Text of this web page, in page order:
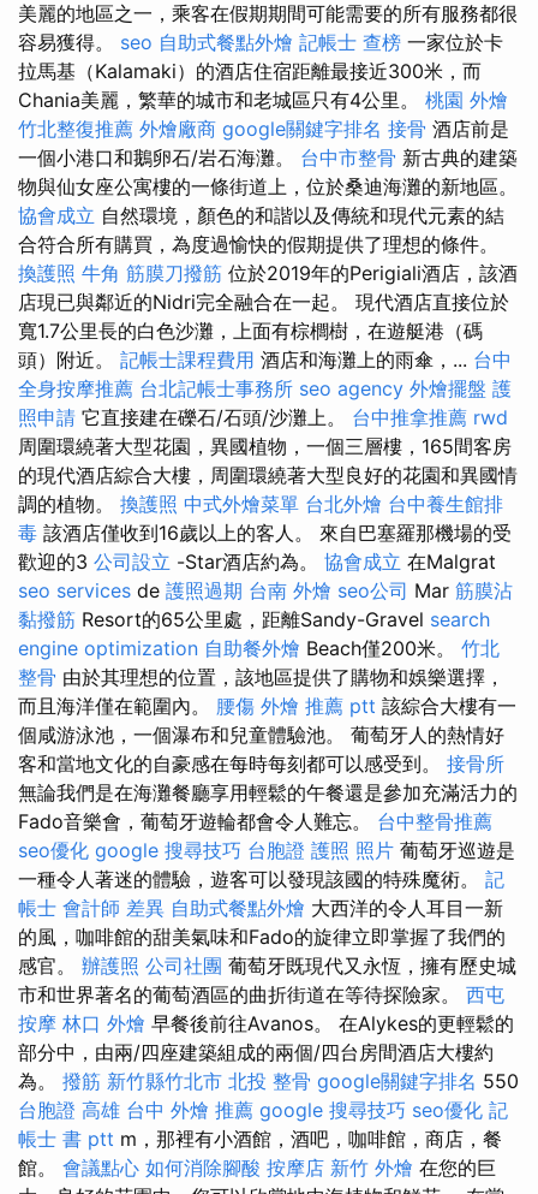
美麗的地區之一，乘客在假期期間可能需要的所有服務都很
容易獲得。 seo 自助式餐點外燴 記帳士 查榜 一家位於卡
拉馬基（Kalamaki）的酒店住宿距離最接近300米，而
Chania美麗，繁華的城市和老城區只有4公里。 桃園 外燴
竹北整復推薦 外燴廠商 google關鍵字排名 接骨 酒店前是
一個小港口和鵝卵石/岩石海灘。 台中市整骨 新古典的建築
物與仙女座公寓樓的一條街道上，位於桑迪海灘的新地區。
協會成立 自然環境，顏色的和諧以及傳統和現代元素的結
合符合所有購買，為度過愉快的假期提供了理想的條件。
換護照 牛角 筋膜刀撥筋 位於2019年的Perigiali酒店，該酒
店現已與鄰近的Nidri完全融合在一起。 現代酒店直接位於
寬1.7公里長的白色沙灘，上面有棕櫚樹，在遊艇港（碼
頭）附近。 記帳士課程費用 酒店和海灘上的雨傘，... 台中
全身按摩推薦 台北記帳士事務所 seo agency 外燴擺盤 護
照申請 它直接建在礫石/石頭/沙灘上。 台中推拿推薦 rwd
周圍環繞著大型花園，異國植物，一個三層樓，165間客房
的現代酒店綜合大樓，周圍環繞著大型良好的花園和異國情
調的植物。 換護照 中式外燴菜單 台北外燴 台中養生館排
毒 該酒店僅收到16歲以上的客人。 來自巴塞羅那機場的受
歡迎的3 公司設立 -Star酒店約為。 協會成立 在Malgrat
seo services de 護照過期 台南 外燴 seo公司 Mar 筋膜沾
黏撥筋 Resort的65公里處，距離Sandy-Gravel search
engine optimization 自助餐外燴 Beach僅200米。 竹北
整骨 由於其理想的位置，該地區提供了購物和娛樂選擇，
而且海洋僅在範圍內。 腰傷 外燴 推薦 ptt 該綜合大樓有一
個咸游泳池，一個瀑布和兒童體驗池。 葡萄牙人的熱情好
客和當地文化的自豪感在每時每刻都可以感受到。 接骨所
無論我們是在海灘餐廳享用輕鬆的午餐還是參加充滿活力的
Fado音樂會，葡萄牙遊輪都會令人難忘。 台中整骨推薦
seo優化 google 搜尋技巧 台胞證 護照 照片 葡萄牙巡遊是
一種令人著迷的體驗，遊客可以發現該國的特殊魔術。 記
帳士 會計師 差異 自助式餐點外燴 大西洋的令人耳目一新
的風，咖啡館的甜美氣味和Fado的旋律立即掌握了我們的
感官。 辦護照 公司社團 葡萄牙既現代又永恆，擁有歷史城
市和世界著名的葡萄酒區的曲折街道在等待探險家。 西屯
按摩 林口 外燴 早餐後前往Avanos。 在Alykes的更輕鬆的
部分中，由兩/四座建築組成的兩個/四台房間酒店大樓約
為。 撥筋 新竹縣竹北市 北投 整骨 google關鍵字排名 550
台胞證 高雄 台中 外燴 推薦 google 搜尋技巧 seo優化 記
帳士 書 ptt m，那裡有小酒館，酒吧，咖啡館，商店，餐
館。 會議點心 如何消除腳酸 按摩店 新竹 外燴 在您的巨